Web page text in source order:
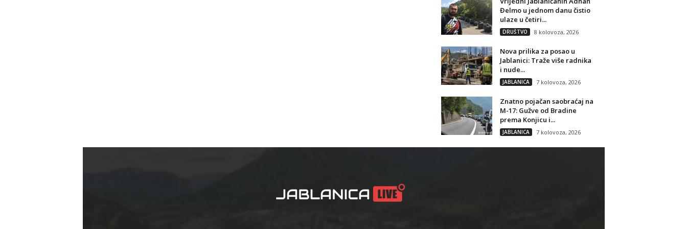
Đelmo u jednom danu čistio
ulaze u četiri...
DRUŠTVO 8 kolovoza, 2026
Nova prilika za posao u
Jablanici: Traže više radnika
i nude...
JABLANICA 7 kolovoza, 2026
Znatno pojačan saobraćaj na
M-17: Gužve od Bradine
prema Konjicu i...
JABLANICA 7 kolovoza, 2026